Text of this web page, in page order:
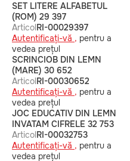
SET LITERE ALFABETUL
(ROM) 29 397
ArticolRI-00029397
Autentificați-vă , pentru a
vedea prețul
SCRINCIOB DIN LEMN
(MARE) 30 652
ArticolRI-00030652
Autentificați-vă , pentru a
vedea prețul
JOC EDUCATIV DIN LEMN
INVATAM CIFRELE 32 753
ArticolRI-00032753
Autentificați-vă , pentru a
vedea prețul